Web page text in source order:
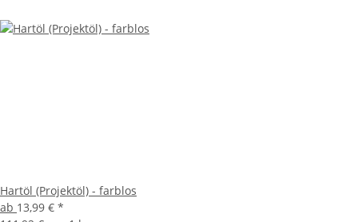
Hartöl (Projektöl) - farblos
ab 13,99 € *